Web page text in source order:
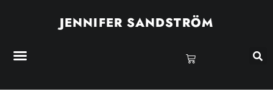
JENNIFER SANDSTRÖM